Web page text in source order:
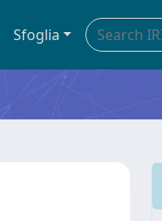
Sfoglia